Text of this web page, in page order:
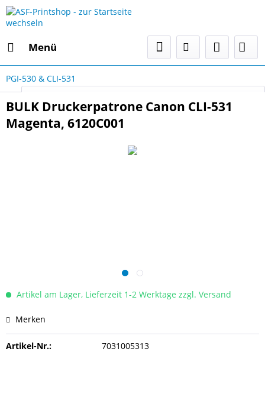
Menü
Select Language
PGI-530 & CLI-531
BULK Druckerpatrone Canon CLI-531
Magenta, 6120C001
Artikel am Lager, Lieferzeit 1-2 Werktage zzgl. Versand
Merken
Artikel-Nr.: 7031005313